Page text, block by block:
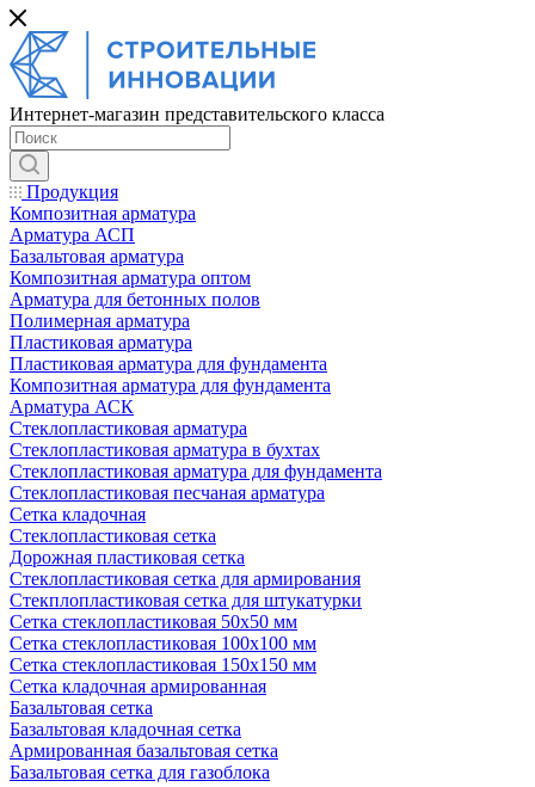
Интернет-магазин представительского класса
Продукция
Композитная арматура
Арматура АСП
Базальтовая арматура
Композитная арматура оптом
Арматура для бетонных полов
Полимерная арматура
Пластиковая арматура
Пластиковая арматура для фундамента
Композитная арматура для фундамента
Арматура АСК
Cтеклопластиковая арматура
Стеклопластиковая арматура в бухтах
Стеклопластиковая арматура для фундамента
Стеклопластиковая песчаная арматура
Сетка кладочная
Стеклопластиковая сетка
Дорожная пластиковая сетка
Стеклопластиковая сетка для армирования
Стекплопластиковая сетка для штукатурки
Сетка стеклопластиковая 50x50 мм
Сетка стеклопластиковая 100x100 мм
Сетка стеклопластиковая 150x150 мм
Сетка кладочная армированная
Базальтовая сетка
Базальтовая кладочная сетка
Армированная базальтовая сетка
Базальтовая сетка для газоблока